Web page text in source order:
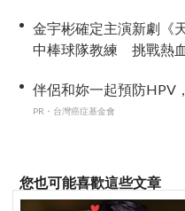
金宇彬確定主演新劇《
中棒球隊教練 挑戰熱
伴侶和妳一起預防HPV
PR・台灣癌症基金會
您也可能喜歡這些文章